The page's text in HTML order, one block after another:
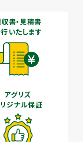
書・見積書
いたします
アグリズ
ジナル保証